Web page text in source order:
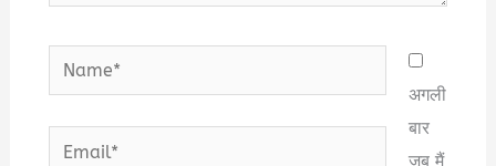
Name*
Email*
अगली
बार
जब मैं